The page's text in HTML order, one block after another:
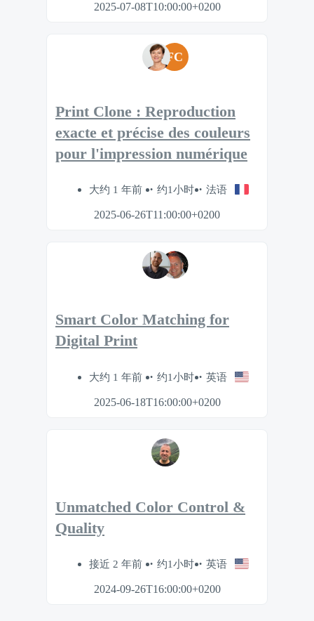
2025-07-08T10:00:00+0200
FC
Print Clone : Reproduction
exacte et précise des couleurs
pour l'impression numérique
大约 1 年前 约1小时 法语
2025-06-26T11:00:00+0200
Smart Color Matching for
Digital Print
大约 1 年前 约1小时 英语
2025-06-18T16:00:00+0200
Unmatched Color Control &
Quality
接近 2 年前 约1小时 英语
2024-09-26T16:00:00+0200